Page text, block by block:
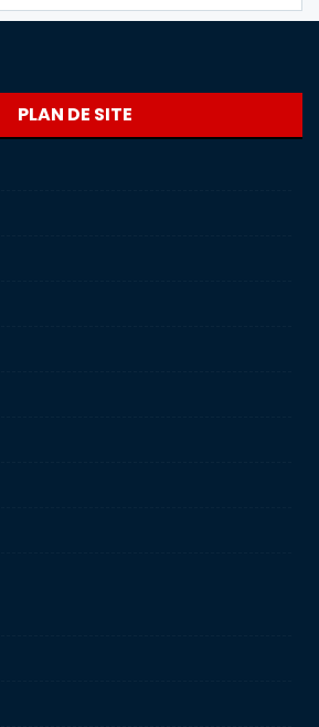
PLAN DE SITE